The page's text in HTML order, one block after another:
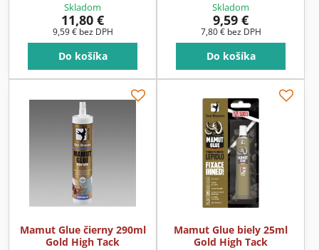
Skladom
11,80 €
9,59 € bez DPH
Do košíka
Skladom
9,59 €
7,80 € bez DPH
Do košíka
Mamut Glue čierny 290ml
Gold High Tack
Mamut Glue biely 25ml
Gold High Tack